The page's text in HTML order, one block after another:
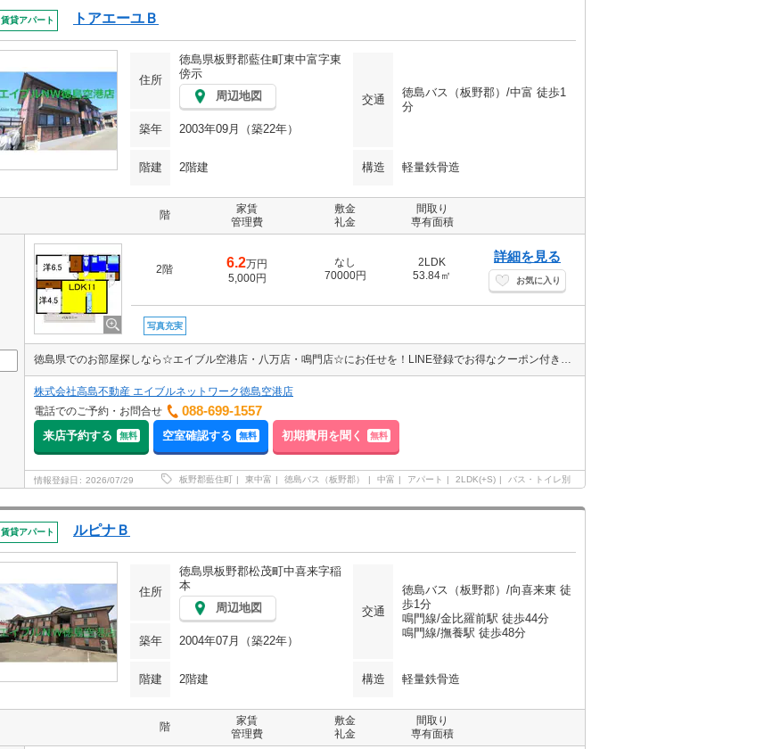
賃貸アパート トアエーユＢ
住所
徳島県板野郡藍住町東中富字東
傍示
周辺地図
交通
徳島バス（板野郡）/中富 徒歩1
分
築年
2003年09月（築22年）
階建 2階建 構造 軽量鉄骨造
階
家賃
管理費
敷金
礼金
間取り
専有面積
2階 6.2万円
5,000円
なし
70000円
2LDK
53.84㎡
詳細を見る
お気に入り
写真充実
徳島県でのお部屋探しなら☆エイブル空港店・八万店・鳴門店☆にお任せを！LINE登録でお得なクーポン付き！→@701vdbki エイブルならネット掲載の物件どこでもご紹介可能となっております！
株式会社高島不動産 エイブルネットワーク徳島空港店
電話でのご予約・お問合せ
088-699-1557
来店予約する 無料 空室確認する 無料 初期費用を聞く 無料
情報登録日 2026/07/29 板野郡藍住町 東中富 徳島バス（板野郡） 中富 アパート 2LDK(+S) バス・トイレ別
賃貸アパート ルピナＢ
住所
徳島県板野郡松茂町中喜来字稲
本
周辺地図
交通
徳島バス（板野郡）/向喜来東 徒
歩1分
鳴門線/金比羅前駅 徒歩44分
鳴門線/撫養駅 徒歩48分
築年 2004年07月（築22年）
階建 2階建 構造 軽量鉄骨造
階
家賃
管理費
敷金
礼金
間取り
専有面積